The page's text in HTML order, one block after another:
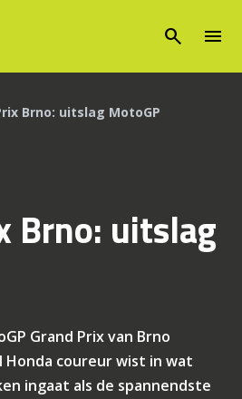
search menu
Brno: uitslag MotoGP
Brno: uitslag
Grand Prix van Brno
Honda coureur wist in wat
ingaat als de spannendste